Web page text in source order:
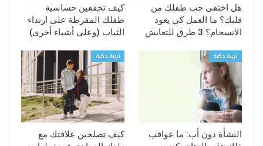
هل اختفى حب طفلك من
قلبك؟ ما العمل كي يعود
الانسجام؟ 3 طرق للتعايش
كيف تخففين حساسية
طفلك المفرطة على ارتداء
الثياب (وعلى أشياء أخرى)
تربية ذكية
النشأة دون أب: ما عواقب
تربية ذكية
كيف تصلحين علاقتك مع